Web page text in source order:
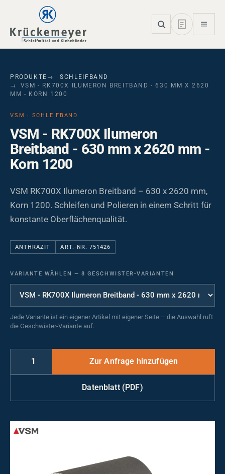
Skip to main navigation
Skip to main content
Skip to page footer
PRODUKTE
SCHLEIFBAND
VSM - RK700X ILUMERON BREITBAND - 630 MM X 2620
MM - KORN 1200
VSM · SCHLEIFBAND
VSM - RK700X Ilumeron
Breitband - 630 mm x 2620 mm -
Korn 1200
VSM RK700X Ilumeron Breitband – 630 x 2620 mm,
Korn 1200. Schleifen und Polieren in einem Schritt für
konstante Oberflächenqualität.
ANTHRAZIT ART.-NR. 751426
VARIANTE WÄHLEN — 8 GESCHWISTER-VARIANTEN
Jede Variante ist ein eigener Artikel mit eigener Seite – die Auswahl ruft
die Geschwister-Variante auf.
Datenblatt (PDF)